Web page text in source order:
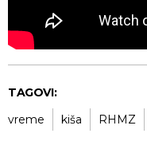
TAGOVI:
vreme
kiša RHMZ